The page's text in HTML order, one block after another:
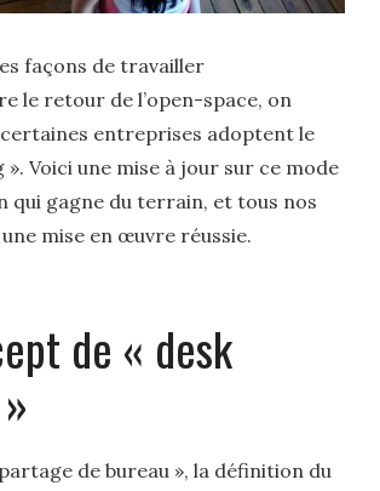
façons de travailler
le retour de l’open-space, on
entreprises adoptent le
». Voici une mise à jour sur ce mode
qui gagne du terrain, et tous nos
mise en œuvre réussie.
de « desk
de bureau », la définition du